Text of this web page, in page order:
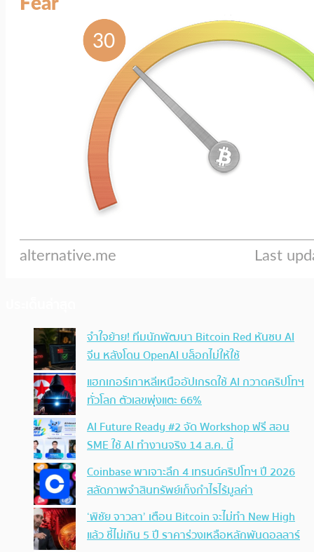
จำใจย้าย! ทีมนักพัฒนา Bitcoin Red หันซบ AI
จีน หลังโดน OpenAI บล็อกไม่ให้ใช้
แฮกเกอร์เกาหลีเหนืออัปเกรดใช้ AI กวาดคริปโทฯ
ทั่วโลก ตัวเลขพุ่งแตะ 66%
AI Future Ready #2 จัด Workshop ฟรี สอน
SME ใช้ AI ทำงานจริง 14 ส.ค. นี้
Coinbase พาเจาะลึก 4 เทรนด์คริปโทฯ ปี 2026
สลัดภาพจำสินทรัพย์เก็งกำไรไร้มูลค่า
‘พิชัย จาวลา’ เตือน Bitcoin จะไม่ทำ New High
แล้ว ชี้ไม่เกิน 5 ปี ราคาร่วงเหลือหลักพันดอลลาร์